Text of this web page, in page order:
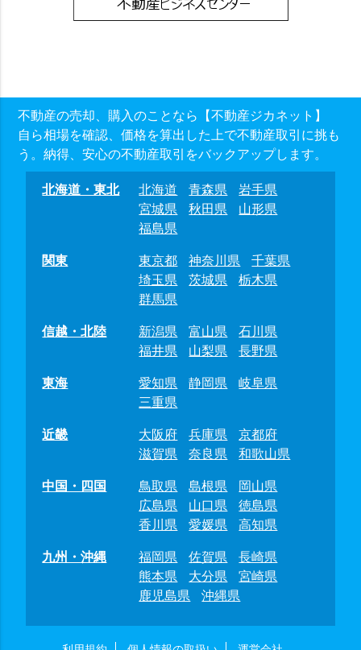
不動産の売却、購入のことなら【不動産ジカネット】
自ら相場を確認、価格を算出した上で不動産取引に挑も
う。納得、安心の不動産取引をバックアップします。
北海道・東北 北海道 青森県
岩手県
宮城県
秋田県
山形県
福島県
関東
東京都 神奈川県
千葉県
埼玉県
茨城県
栃木県
群馬県
信越・北陸
新潟県 富山県
石川県
福井県
山梨県
長野県
東海
愛知県 静岡県
岐阜県
三重県
近畿
大阪府 兵庫県
京都府
滋賀県
奈良県
和歌山県
中国・四国
鳥取県 島根県
岡山県
広島県
山口県
徳島県
香川県
愛媛県
高知県
九州・沖縄
福岡県 佐賀県
長崎県
熊本県
大分県
宮崎県
鹿児島県
沖縄県